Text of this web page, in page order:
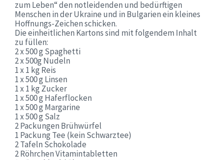
zum Leben“ den notleidenden und bedürftigen
Menschen in der Ukraine und in Bulgarien ein kleines
Hoffnungs-Zeichen schicken.
Die einheitlichen Kartons sind mit folgendem Inhalt
zu füllen:
2 x 500 g Spaghetti
2 x 500g Nudeln
1 x 1 kg Reis
1 x 500 g Linsen
1 x 1 kg Zucker
1 x 500 g Haferflocken
1 x 500 g Margarine
1 x 500 g Salz
2 Packungen Brühwürfel
1 Packung Tee (kein Schwarztee)
2 Tafeln Schokolade
2 Röhrchen Vitamintabletten